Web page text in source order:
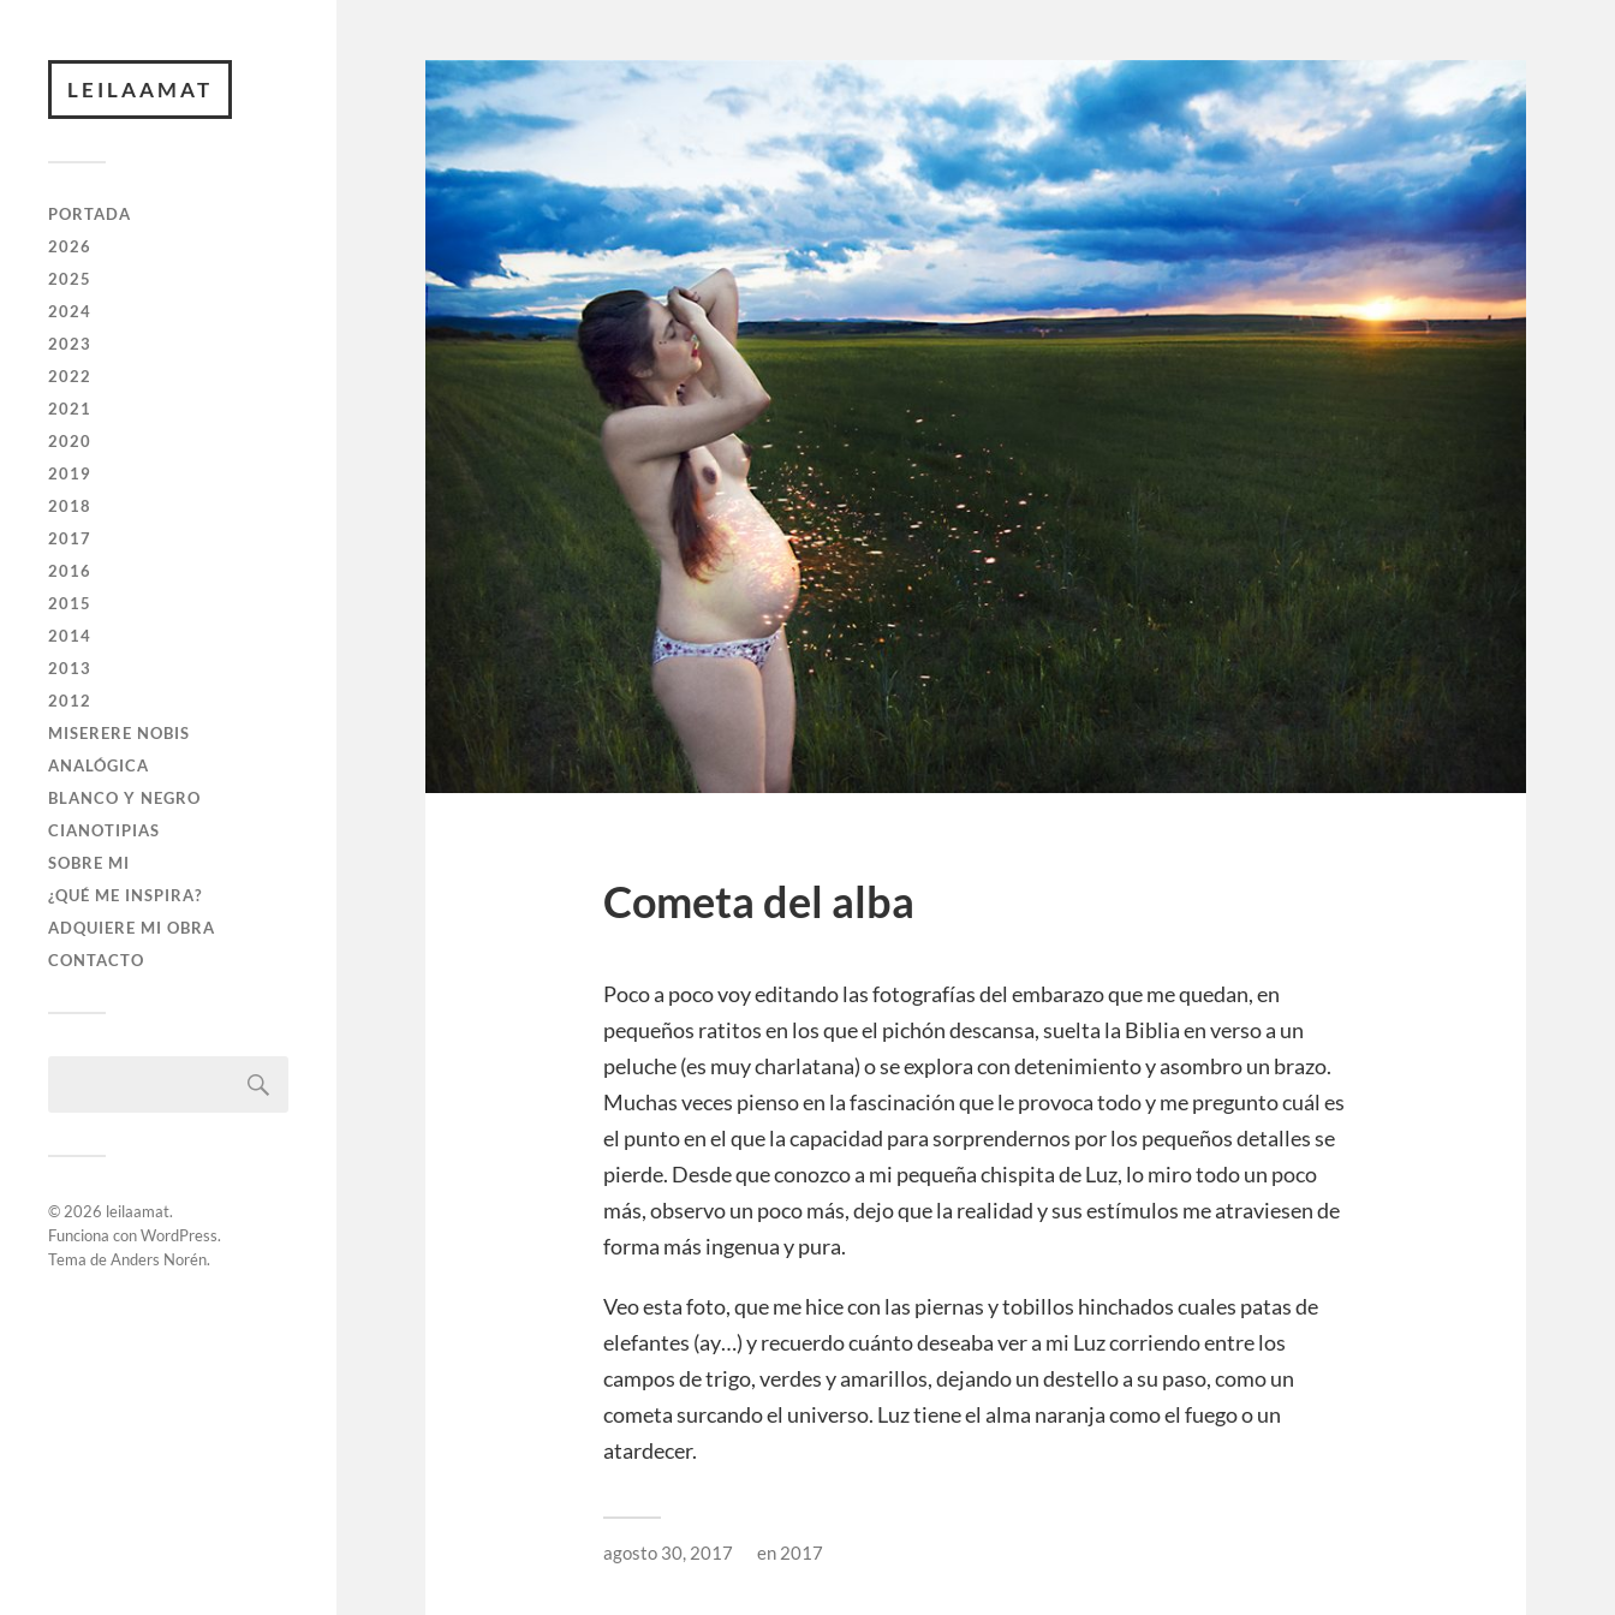
LEILAAMAT
PORTADA
2026
2025
2024
2023
2022
2021
2020
2019
2018
2017
2016
2015
2014
2013
2012
MISERERE NOBIS
ANALÓGICA
BLANCO Y NEGRO
CIANOTIPIAS
SOBRE MI
¿QUÉ ME INSPIRA?
ADQUIERE MI OBRA
CONTACTO
© 2026 leilaamat.
Funciona conWordPress.
Tema deAnders Norén.
Cometa del alba
Poco a poco voy editando las fotografías del embarazo que me quedan, en
pequeños ratitos en los que el pichón descansa, suelta la Biblia en verso a un
peluche (es muy charlatana) o se explora con detenimiento y asombro un brazo.
Muchas veces pienso en la fascinación que le provoca todo y me pregunto cuál es
el punto en el que la capacidad para sorprendernos por los pequeños detalles se
pierde. Desde que conozco a mi pequeña chispita de Luz, lo miro todo un poco
más, observo un poco más, dejo que la realidad y sus estímulos me atraviesen de
forma más ingenua y pura.
Veo esta foto, que me hice con las piernas y tobillos hinchados cuales patas de
elefantes (ay…) y recuerdo cuánto deseaba ver a mi Luz corriendo entre los
campos de trigo, verdes y amarillos, dejando un destello a su paso, como un
cometa surcando el universo. Luz tiene el alma naranja como el fuego o un
atardecer.
agosto 30, 2017 en 2017